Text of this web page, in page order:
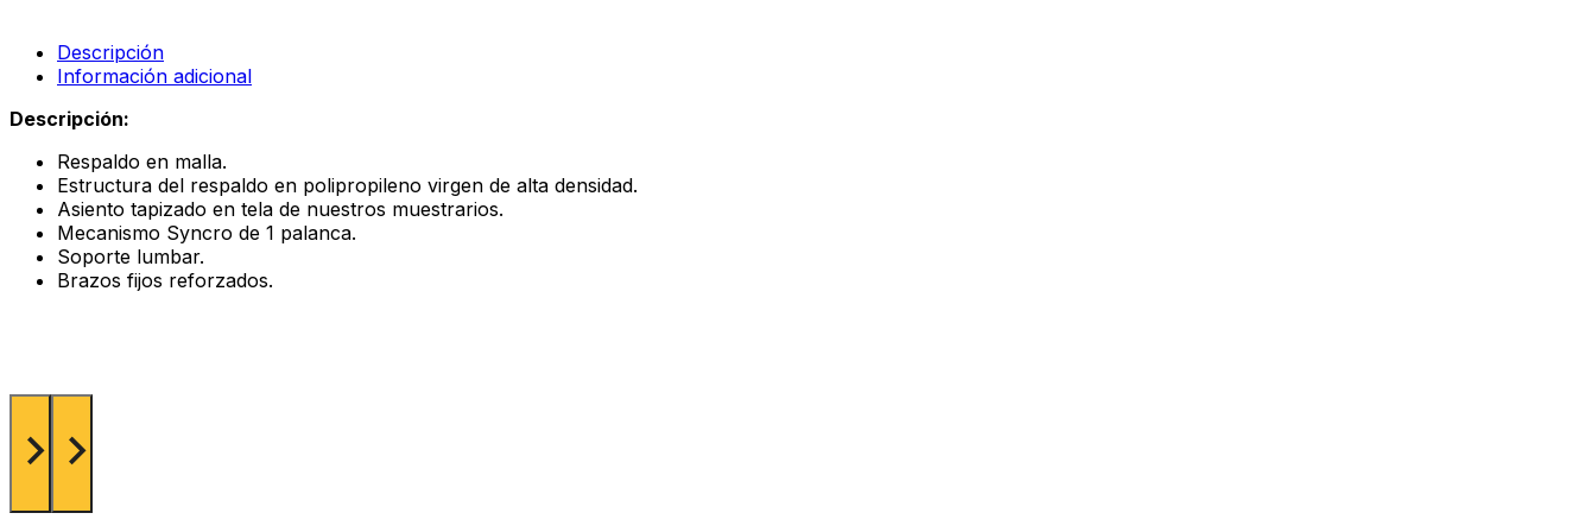
Descripción
Información adicional
Descripción:
Respaldo en malla.
Estructura del respaldo en polipropileno virgen de alta densidad.
Asiento tapizado en tela de nuestros muestrarios.
Mecanismo Syncro de 1 palanca.
Soporte lumbar.
Brazos fijos reforzados.